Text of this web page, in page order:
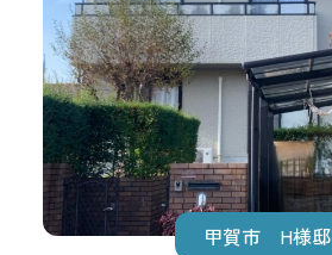
甲賀市 H様邸